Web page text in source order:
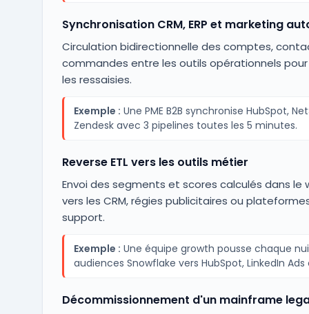
Synchronisation CRM, ERP et marketing
Circulation bidirectionnelle des comptes,
commandes entre les outils opérationnels
les ressaisies.
Exemple : Une PME B2B synchronise HubSpot,
Zendesk avec 3 pipelines toutes les 5 minutes.
Reverse ETL vers les outils métier
Envoi des segments et scores calculés dans le
vers les CRM, régies publicitaires ou
support.
Exemple : Une équipe growth pousse chaque
audiences Snowflake vers HubSpot, LinkedIn Ads
Décommissionnement d'un mainframe